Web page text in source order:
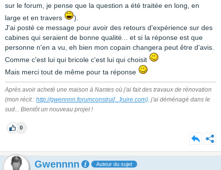
sur le forum, je pense que la question a été traitée en long, en
large et en travers
).
J'ai posté ce message pour avoir des retours d'expérience sur des
cabines qui seraient de bonne qualité... et si la réponse est que
personne n'en a vu, eh bien mon copain changera peut être d'avis.
Comme c'est lui qui bricole c'est lui qui choisit
Mais merci tout de même pour ta réponse
Après avoir acheté une maison à Nantes où j'ai fait des travaux de rénovation
(mon récit : http://gwennnn.forumconstrui[...]ruire.com), j'ai déménagé dans le
sud... Bientôt un nouveau projet !
0
Gwennnn Auteur du sujet